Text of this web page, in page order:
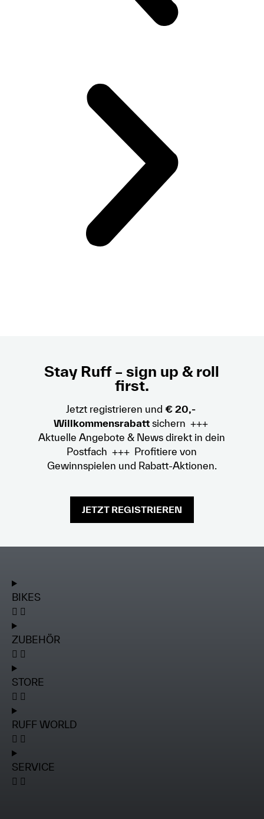
Stay Ruff – sign up & roll
first.
Jetzt registrieren und € 20,-
Willkommensrabattsichern +++
Aktuelle Angebote & News direkt in dein
Postfach +++ Profitiere von
Gewinnspielen und Rabatt-Aktionen.
JETZT REGISTRIEREN
BIKES
ZUBEHÖR
STORE
RUFF WORLD
SERVICE